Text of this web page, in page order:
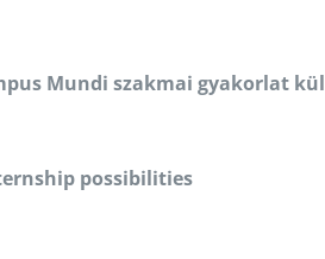
Mundi szakmai gyakorlat
possibilities